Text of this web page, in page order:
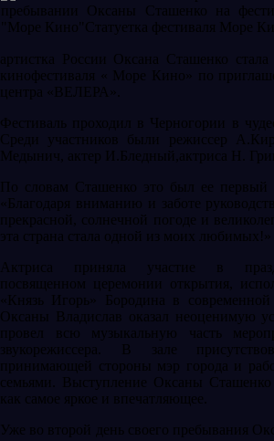
артистка России Оксана Сташенко
кинофестиваля « Море Кино» по
центра «ВЕЛЕРА».
Фестиваль проходил в Черногории в
Среди участников были режиссер
Медынич, актер И.Бледный,актриса Н.
По словам Сташенко это был ее первый
«Благодаря вниманию и заботе
прекрасной, солнечной погоде и
эта страна стала одной из моих любимых!»
Актриса приняла участие в
посвященном церемонии открытия,
«Князь Игорь» Бородина в современной
Оксаны Владислав оказал неоценимую
провел всю музыкальную часть
звукорежиссера. В зале
принимающей стороны мэр города и
семьями. Выступление Оксаны
как самое яркое и впечатляющее.
Уже во второй день своего пребывания